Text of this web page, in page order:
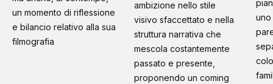
un momento di riflessione
e bilancio relativo alla sua
filmografia
ambizione nello stile
visivo sfaccettato e nella
struttura narrativa che
mescola costantemente
passato e presente,
proponendo un coming